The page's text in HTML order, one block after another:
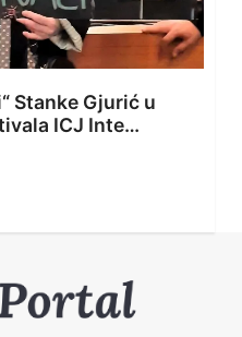
Stanke Gjurić u
ICJ Inte…